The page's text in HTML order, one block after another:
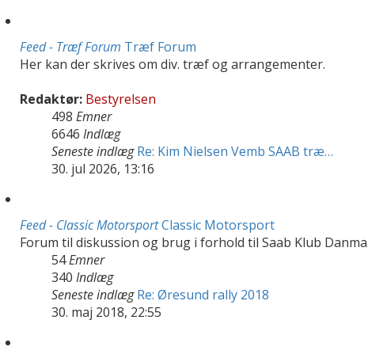
Feed - Træf Forum Træf Forum
Her kan der skrives om div. træf og arrangementer.
Redaktør: Bestyrelsen
498 Emner
6646 Indlæg
Seneste indlæg Re: Kim Nielsen Vemb SAAB træ…
30. jul 2026, 13:16
Feed - Classic MotorsportClassic Motorsport
Forum til diskussion og brug i forhold til Saab Klub
54Emner
340 Indlæg
Seneste indlæg Re: Øresund rally 2018
30. maj 2018, 22:55